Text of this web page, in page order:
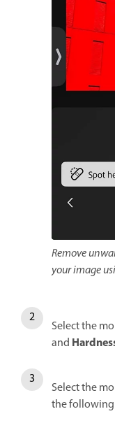
Remove
your image
Select the
and
Select the
the following